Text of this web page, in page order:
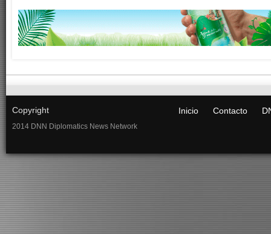
Copyright
2014 DNN Diplomatics News Network
Inicio Contacto